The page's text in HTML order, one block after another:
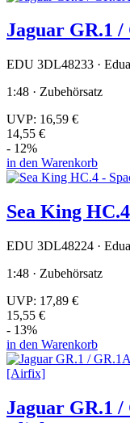
Jaguar GR.1
EDU 3DL48233 ·
1:48 · Zubehörsatz
UVP: 16,59 €
14,55 €
- 12%
in den Warenkorb
Sea King
EDU 3DL48224 ·
1:48 · Zubehörsatz
UVP: 17,89 €
15,55 €
- 13%
in den Warenkorb
Jaguar GR.1 /